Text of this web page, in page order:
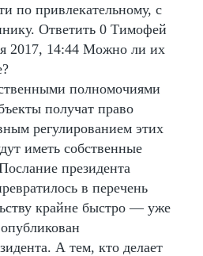
по привлекательному, с
Ответить 0 Тимофей
2017, 14:44 Можно ли их
полномочиями
получат право
регулированием этих
иметь собственные
президента
в перечень
крайне быстро — уже
А тем, кто делает